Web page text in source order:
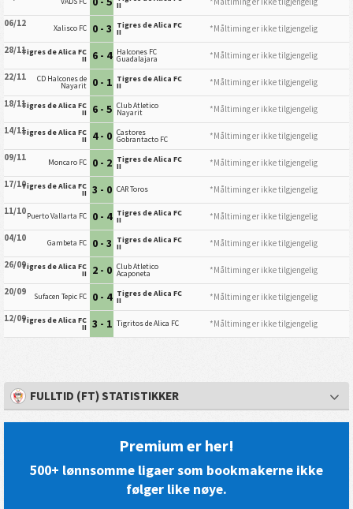
II
06/12
Xalisco FC 0 - 3 Tigres de Alica FC
II
*Måltiming er ikke tilgjengelig
28/11Tigres de Alica FC
II 6 - 4 Halcones FC
Guadalajara
*Måltiming er ikke tilgjengelig
22/11
CD Halcones de
Nayarit 0 - 1 Tigres de Alica FC
II
*Måltiming er ikke tilgjengelig
18/11Tigres de Alica FC
II 6 - 5 Club Atletico
Nayarit
*Måltiming er ikke tilgjengelig
14/11Tigres de Alica FC
II 4 - 0 Castores
Gobrantacto FC
*Måltiming er ikke tilgjengelig
09/11
Moncaro FC 0 - 2 Tigres de Alica FC
II
*Måltiming er ikke tilgjengelig
17/10Tigres de Alica FC
II 3 - 0 CAR Toros
*Måltiming er ikke tilgjengelig
11/10Puerto Vallarta FC 0 - 4 Tigres de Alica FC
II
*Måltiming er ikke tilgjengelig
04/10
Gambeta FC 0 - 3 Tigres de Alica FC
II
*Måltiming er ikke tilgjengelig
26/09Tigres de Alica FC
II 2 - 0 Club Atletico
Acaponeta
*Måltiming er ikke tilgjengelig
20/09
Sufacen Tepic FC 0 - 4 Tigres de Alica FC
II
*Måltiming er ikke tilgjengelig
12/09Tigres de Alica FC
II 3 - 1 Tigritos de Alica FC *Måltiming er ikke tilgjengelig
FULLTID (FT) STATISTIKKER
Premium er her!
500+ lønnsomme ligaer som bookmakerne ikke
følger like nøye.